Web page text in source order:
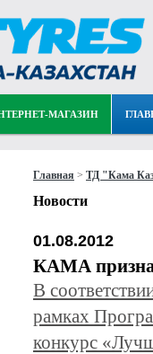
МАГАЗИН
Главная > ТД "Кама
Новости
01.08.2012
КАМА
В
рамках
конкурс